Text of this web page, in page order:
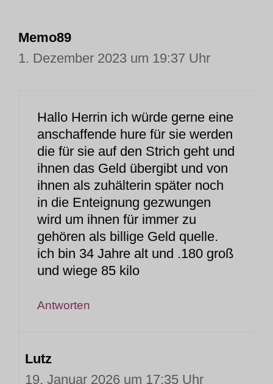
Memo89
1. Dezember 2023 um 19:37 Uhr
Hallo Herrin ich würde gerne eine
anschaffende hure für sie werden
die für sie auf den Strich geht und
ihnen das Geld übergibt und von
ihnen als zuhälterin später noch
in die Enteignung gezwungen
wird um ihnen für immer zu
gehören als billige Geld quelle.
ich bin 34 Jahre alt und .180 groß
und wiege 85 kilo
Antworten
Lutz
19. Januar 2026 um 17:35 Uhr